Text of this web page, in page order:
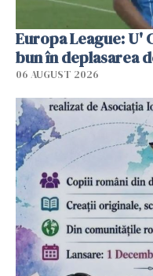
Europa League: U'
bun în deplasarea
06 AUGUST 2026